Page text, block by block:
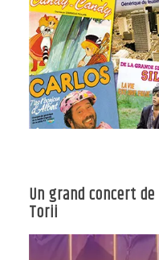
Un grand concert
Torii